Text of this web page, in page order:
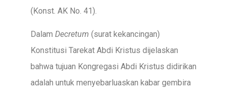
(Konst. AK No. 41).
Dalam Decretum (surat kekancingan)
Konstitusi Tarekat Abdi Kristus dijelaskan
bahwa tujuan Kongregasi Abdi Kristus didirikan
adalah untuk menyebarluaskan kabar gembira